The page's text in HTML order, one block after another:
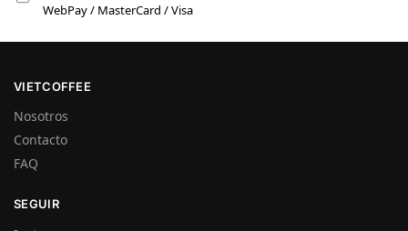
WebPay / MasterCard / Visa
VIETCOFFEE
Nosotros
Contacto
FAQ
SEGUIR